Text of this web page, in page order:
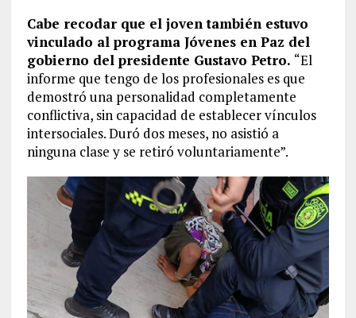
Cabe recodar que el joven también estuvo
vinculado al programa Jóvenes en Paz del
gobierno del presidente Gustavo Petro. “El
informe que tengo de los profesionales es que
demostró una personalidad completamente
conflictiva, sin capacidad de establecer vínculos
intersociales. Duró dos meses, no asistió a
ninguna clase y se retiró voluntariamente”.